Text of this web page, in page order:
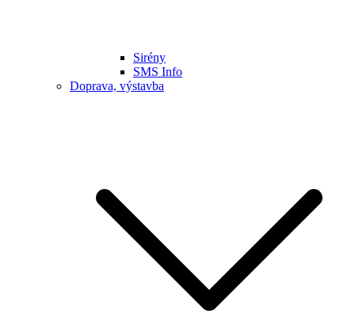
Sirény
SMS Info
Doprava, výstavba